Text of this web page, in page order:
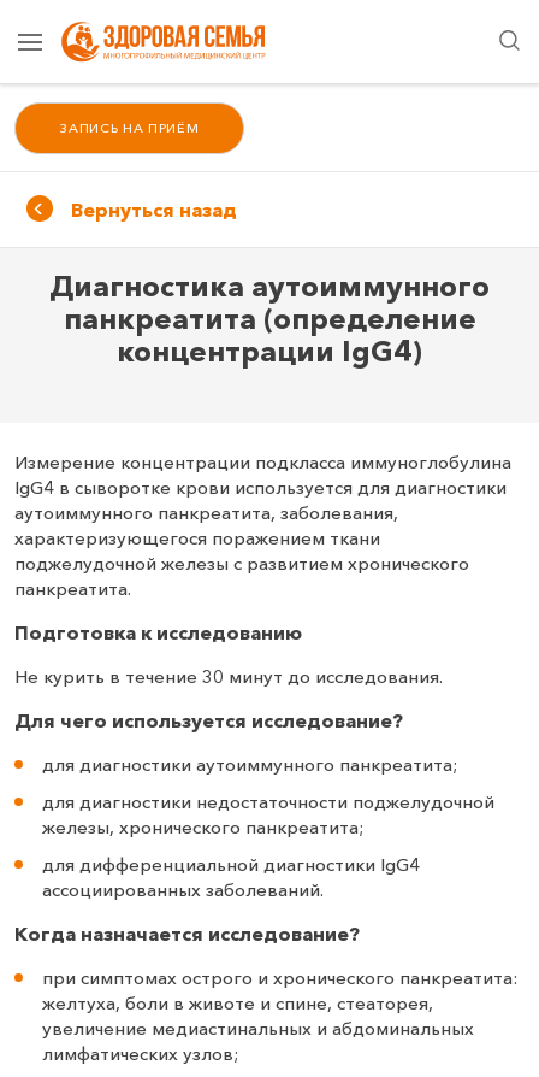
ЗАПИСЬ НА ПРИЁМ
Вернуться назад
Диагностика аутоиммунного
панкреатита (определение
концентрации IgG4)
Измерение концентрации подкласса иммуноглобулина
IgG4 в сыворотке крови используется для диагностики
аутоиммунного панкреатита, заболевания,
характеризующегося поражением ткани
поджелудочной железы с развитием хронического
панкреатита.
Подготовка к исследованию
Не курить в течение 30 минут до исследования.
Для чего используется исследование?
для диагностики аутоиммунного панкреатита;
для диагностики недостаточности поджелудочной
железы, хронического панкреатита;
для дифференциальной диагностики IgG4
ассоциированных заболеваний.
Когда назначается исследование?
при симптомах острого и хронического панкреатита:
желтуха, боли в животе и спине, стеаторея,
увеличение медиастинальных и абдоминальных
лимфатических узлов;